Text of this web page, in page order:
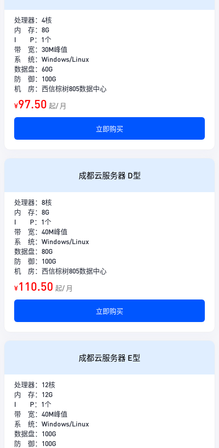
处理器：4核
内 存：8G
I P：1个
带 宽：30M峰值
系 统：Windows/Linux
数据盘：60G
防 御：100G
机 房：西信棕树805数据中心
¥97.50 起/ 月
立即购买
成都云服务器 D型
处理器：8核
内 存：8G
I P：1个
带 宽：40M峰值
系 统：Windows/Linux
数据盘：80G
防 御：100G
机 房：西信棕树805数据中心
¥110.50 起/ 月
立即购买
成都云服务器 E型
处理器：12核
内 存：12G
I P：1个
带 宽：40M峰值
系 统：Windows/Linux
数据盘：100G
防 御：100G